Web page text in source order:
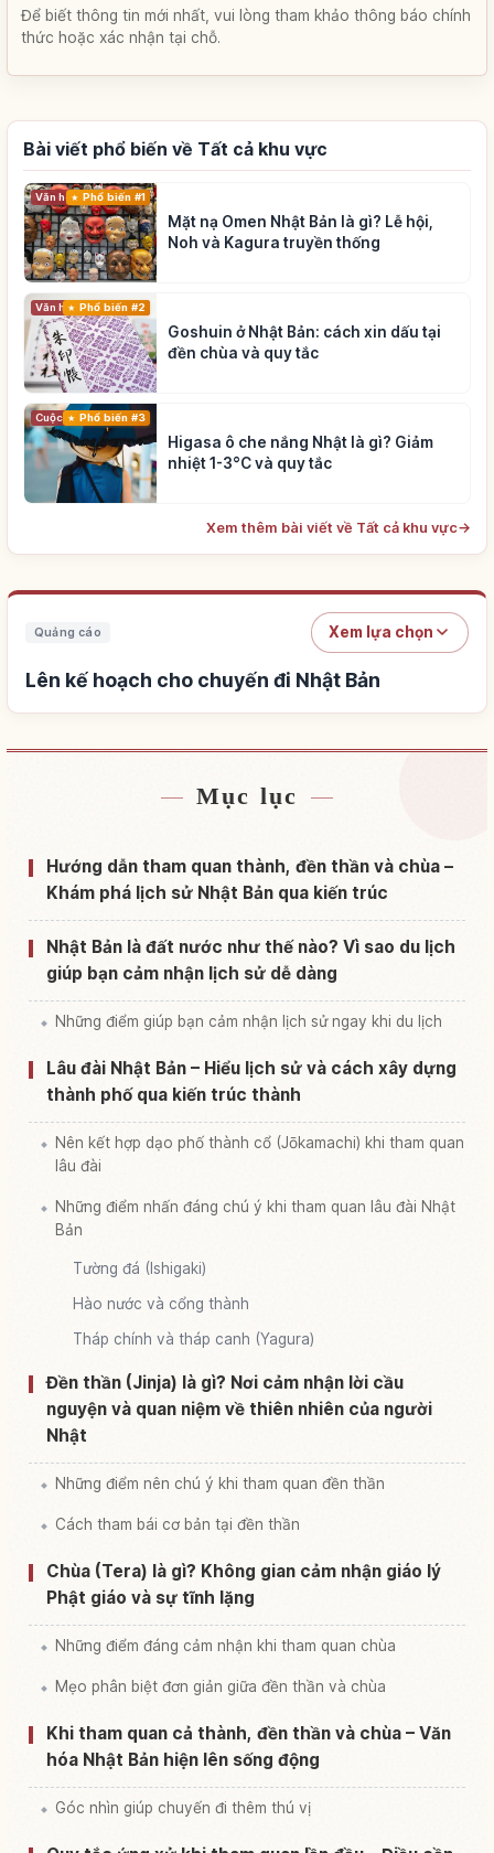
Để biết thông tin mới nhất, vui lòng tham khảo thông báo chính
thức hoặc xác nhận tại chỗ.
Bài viết phổ biến về Tất cả khu vực
Văn hóa truyền thống
Phổ biến #1
Mặt nạ Omen Nhật Bản là gì? Lễ hội,
Noh và Kagura truyền thống
Văn hóa truyền thống
Phổ biến #2
Goshuin ở Nhật Bản: cách xin dấu tại
đền chùa và quy tắc
Cuộc sốngPhổ biến #3
Higasa ô che nắng Nhật là gì? Giảm
nhiệt 1-3°C và quy tắc
Xem thêm bài viết về Tất cả khu vực→
Quảng cáo Xem lựa chọn
Lên kế hoạch cho chuyến đi Nhật Bản
Tìm chỗ ở gần Nhật Bản
Tìm trải nghiệm tại Nhật Bản↗
Mục lục
Hướng dẫn tham quan thành, đền thần và chùa –
Khám phá lịch sử Nhật Bản qua kiến trúc
Nhật Bản là đất nước như thế nào? Vì sao du lịch
giúp bạn cảm nhận lịch sử dễ dàng
Những điểm giúp bạn cảm nhận lịch sử ngay khi du lịch
Lâu đài Nhật Bản – Hiểu lịch sử và cách xây dựng
thành phố qua kiến trúc thành
Nên kết hợp dạo phố thành cổ (Jōkamachi) khi tham quan
lâu đài
Những điểm nhấn đáng chú ý khi tham quan lâu đài Nhật
Bản
Tường đá (Ishigaki)
Hào nước và cổng thành
Tháp chính và tháp canh (Yagura)
Đền thần (Jinja) là gì? Nơi cảm nhận lời cầu
nguyện và quan niệm về thiên nhiên của người
Nhật
Những điểm nên chú ý khi tham quan đền thần
Cách tham bái cơ bản tại đền thần
Chùa (Tera) là gì? Không gian cảm nhận giáo lý
Phật giáo và sự tĩnh lặng
Những điểm đáng cảm nhận khi tham quan chùa
Mẹo phân biệt đơn giản giữa đền thần và chùa
Khi tham quan cả thành, đền thần và chùa – Văn
hóa Nhật Bản hiện lên sống động
Góc nhìn giúp chuyến đi thêm thú vị